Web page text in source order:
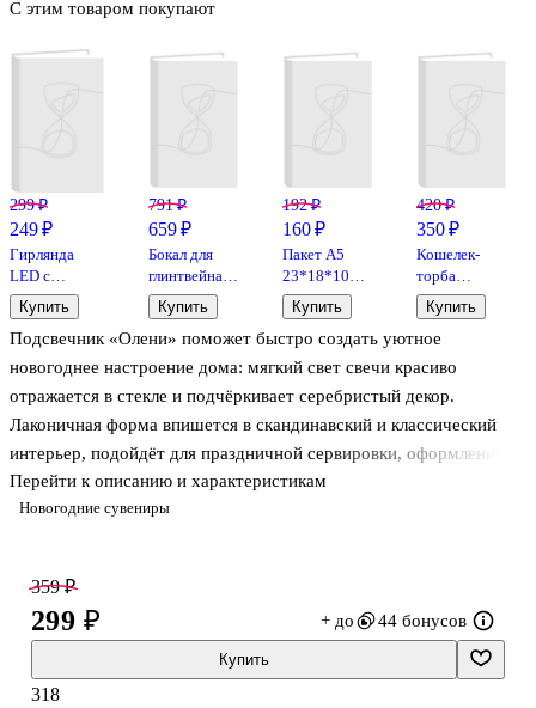
Новогодние сувениры
Подсвечник «Олени» поможет быстро создать уютное
новогоднее настроение дома: мягкий свет свечи красиво
отражается в стекле и подчёркивает серебристый декор.
Лаконичная форма впишется в скандинавский и классический
интерьер, подойдёт для праздничной сервировки, оформления
подоконника или полки с книгами. Стеклянный подсвечник легко
протирать, а нейтральные цвета хорошо сочетаются с
Перейти к описанию и характеристикам
С этим товаром покупают
299 ₽
249 ₽
Гирлянда
LED с
пробкой (для
бутылки) (2 м
20 ламп) (12-
YuNan-2M)
Купить
791 ₽
659 ₽
Бокал для
глинтвейна в
подарочной
упаковке
Твои объятия
(17х10)
Купить
192 ₽
160 ₽
Пакет А5
23*18*10
"Радужные
полосы"
нейтр.,
бум.мат.ламинат
Купить
420 ₽
350 ₽
Кошелек-
торба
Цветные
полоски
Journey(PU)
(8х13)(ПВХ
Купить
359 ₽
299 ₽ + до 44 бонусов
Купить
318